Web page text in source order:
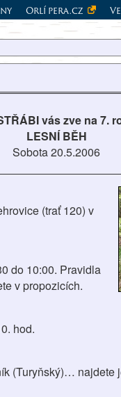
Orlí pera.cz
vás zve na 7.
LESNÍ BĚH
Sobota 20.5.2006
(trať 120) v
do 10:00. Pravidla
v propozicích.
hod.
(Turyňský)… najdete